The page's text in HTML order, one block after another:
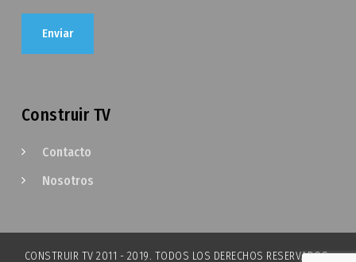
Construir TV
Contacto
Nosotros
CONSTRUIR TV 2011 - 2019. TODOS LOS DERECHOS RESERVADOS.